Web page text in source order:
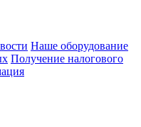
Наше оборудование
Получение налогового